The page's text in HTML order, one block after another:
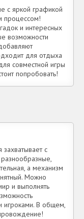
с яркой графикой
процессом!
и интересных
возможности
для отдыха
совместной игры
попробовать!
захватывает с
а механизм
Можно
и выполнять
игроками. В общем,